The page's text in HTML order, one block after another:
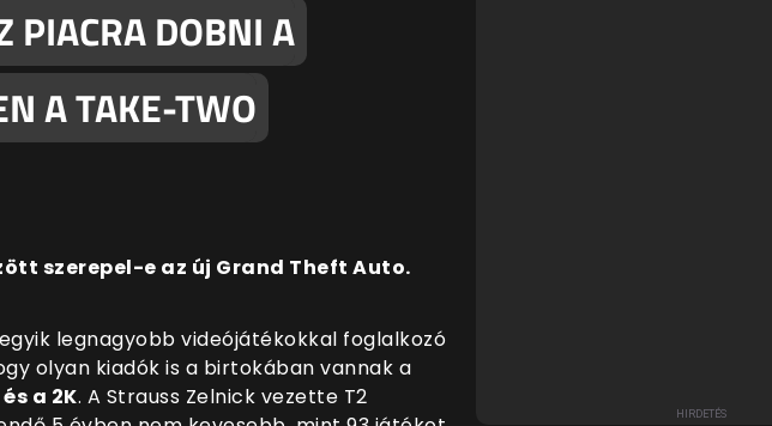
PIACRA DOBNI A
A TAKE-TWO
szerepel-e az új Grand Theft Auto.
legnagyobb videójátékokkal foglalkozó
olyan kiadók is a birtokában vannak a
a 2K. A Strauss Zelnick vezette T2